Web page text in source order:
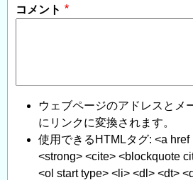
コメント
ウェブページのアドレスとメ
にリンクに変換されます。
使用できるHTMLタグ: <a href
<strong> <cite> <blockquote
<ol start type> <li> <dl> <dt>